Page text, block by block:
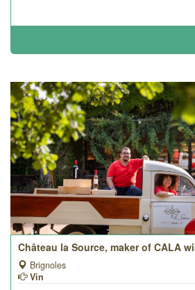
Château la Source, maker of CALA
Brignoles
Vin